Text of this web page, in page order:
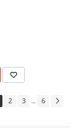
2 3 ... 6